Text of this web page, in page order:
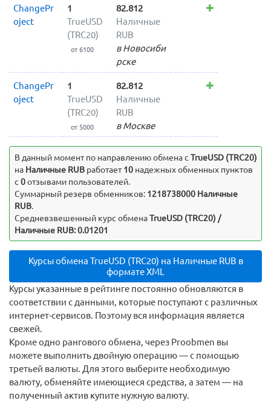
ChangePr
oject
1
TrueUSD
(TRC20)
от 6100
82.812
Наличные
RUB
в Новосиби
рске
ChangePr
oject
1
TrueUSD
(TRC20)
от 5000
82.812
Наличные
RUB
в Москве
В данный момент по направлению обмена c TrueUSD (TRC20)
на Наличные RUBработает10надежных обменных пунктов
с 0отзывами пользователей.
Суммарный резерв обменников: 1218738000 Наличные
RUB.
Средневзвешенный курс обменаTrueUSD (TRC20) /
Наличные RUB: 0.01201
Курсы обмена TrueUSD (TRC20) на Наличные RUB в
формате XML
Курсы указанные в рейтинге постоянно обновляются в
соответствии с данными, которые поступают с различных
интернет-сервисов. Поэтому вся информация является
свежей.
Кроме одно рангового обмена, через Proobmen вы
можете выполнить двойную операцию — с помощью
третьей валюты. Для этого выберите необходимую
валюту, обменяйте имеющиеся средства, а затем — на
полученный актив купите нужную валюту.